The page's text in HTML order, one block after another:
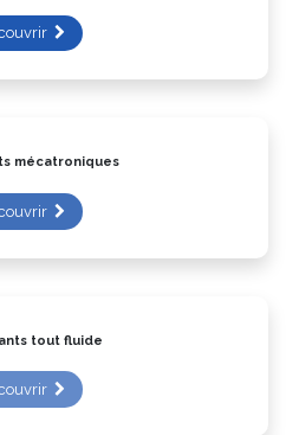
mécatroniques
tout fluide